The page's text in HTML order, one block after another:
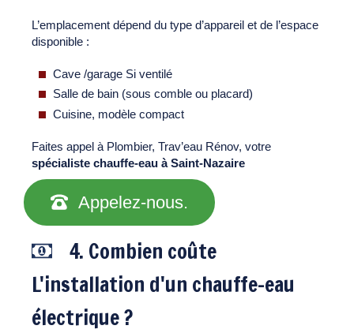
L’emplacement dépend du type d’appareil et de l’espace
disponible :
Cave /garage Si ventilé
Salle de bain (sous comble ou placard)
Cuisine, modèle compact
Faites appel à Plombier, Trav’eau Rénov, votre
spécialiste chauffe-eau à Saint-Nazaire
Appelez-nous.
4. Combien coûte
L'installation d'un chauffe-eau
électrique ?